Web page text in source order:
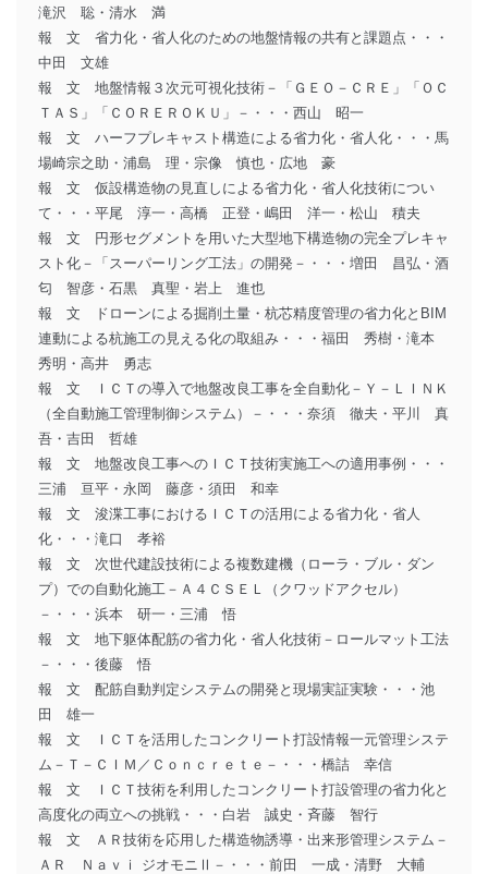
滝沢 聡・清水 満
報 文 省力化・省人化のための地盤情報の共有と課題点・・・
中田 文雄
報 文 地盤情報３次元可視化技術－「ＧＥＯ－ＣＲＥ」「ＯＣ
ＴＡＳ」「ＣＯＲＥＲＯＫＵ」－・・・西山 昭一
報 文 ハーフプレキャスト構造による省力化・省人化・・・馬
場崎宗之助・浦島 理・宗像 慎也・広地 豪
報 文 仮設構造物の見直しによる省力化・省人化技術につい
て・・・平尾 淳一・高橋 正登・嶋田 洋一・松山 積夫
報 文 円形セグメントを用いた大型地下構造物の完全プレキャ
スト化－「スーパーリング工法」の開発－・・・増田 昌弘・酒
匂 智彦・石黒 真聖・岩上 進也
報 文 ドローンによる掘削土量・杭芯精度管理の省力化とBIM
連動による杭施工の見える化の取組み・・・福田 秀樹・滝本
秀明・高井 勇志
報 文 ＩＣＴの導入で地盤改良工事を全自動化－Ｙ－ＬＩＮＫ
（全自動施工管理制御システム）－・・・奈須 徹夫・平川 真
吾・吉田 哲雄
報 文 地盤改良工事へのＩＣＴ技術実施工への適用事例・・・
三浦 亘平・永岡 藤彦・須田 和幸
報 文 浚渫工事におけるＩＣＴの活用による省力化・省人
化・・・滝口 孝裕
報 文 次世代建設技術による複数建機（ローラ・ブル・ダン
プ）での自動化施工－Ａ４ＣＳＥＬ（クワッドアクセル）
－・・・浜本 研一・三浦 悟
報 文 地下躯体配筋の省力化・省人化技術－ロールマット工法
－・・・後藤 悟
報 文 配筋自動判定システムの開発と現場実証実験・・・池
田 雄一
報 文 ＩＣＴを活用したコンクリート打設情報一元管理システ
ム－Ｔ－ＣＩＭ／Ｃｏｎｃｒｅｔｅ－・・・橋詰 幸信
報 文 ＩＣＴ技術を利用したコンクリート打設管理の省力化と
高度化の両立への挑戦・・・白岩 誠史・斉藤 智行
報 文 ＡＲ技術を応用した構造物誘導・出来形管理システム－
ＡＲ Ｎａｖｉ ジオモニⅡ－・・・前田 一成・清野 大輔